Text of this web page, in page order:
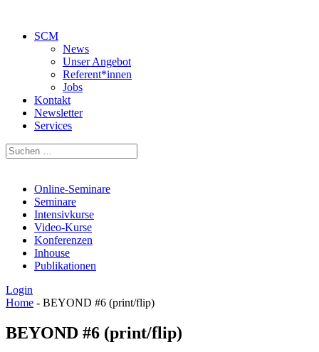
SCM
News
Unser Angebot
Referent*innen
Jobs
Kontakt
Newsletter
Services
Suchen
nach:
Online-Seminare
Seminare
Intensivkurse
Video-Kurse
Konferenzen
Inhouse
Publikationen
Login
Home - BEYOND #6 (print/flip)
BEYOND #6 (print/flip)